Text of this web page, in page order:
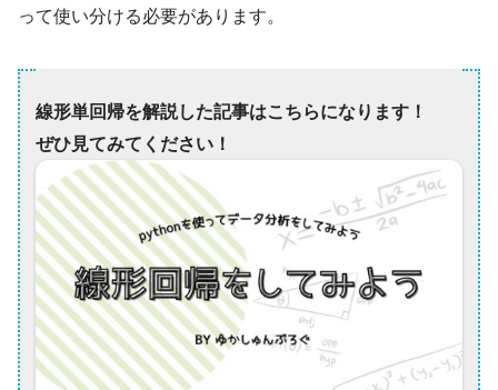
って使い分ける必要があります。
線形単回帰を解説した記事はこちらになります！
ぜひ見てみてください！